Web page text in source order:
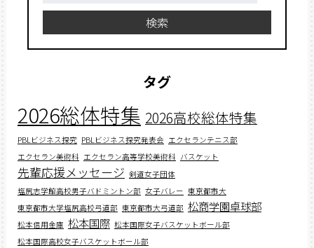
検索
タグ
2026総体特集 2026高校総体特集
PBLビジネス探究 PBLビジネス探究発表会 エクセランテニス部
エクセラン美術科 エクセラン高等学校美術科 バスケット
先輩応援メッセージ 剣道女子団体
塩尻志学館高校男子バドミントン部 女子バレー 東京都市大
東京都市大学塩尻高校弓道部 東京都市大弓道部 松商学園卓球部
松本信用金庫 松本国際 松本国際女子バスケットボール部
松本国際高校女子バスケットボール部